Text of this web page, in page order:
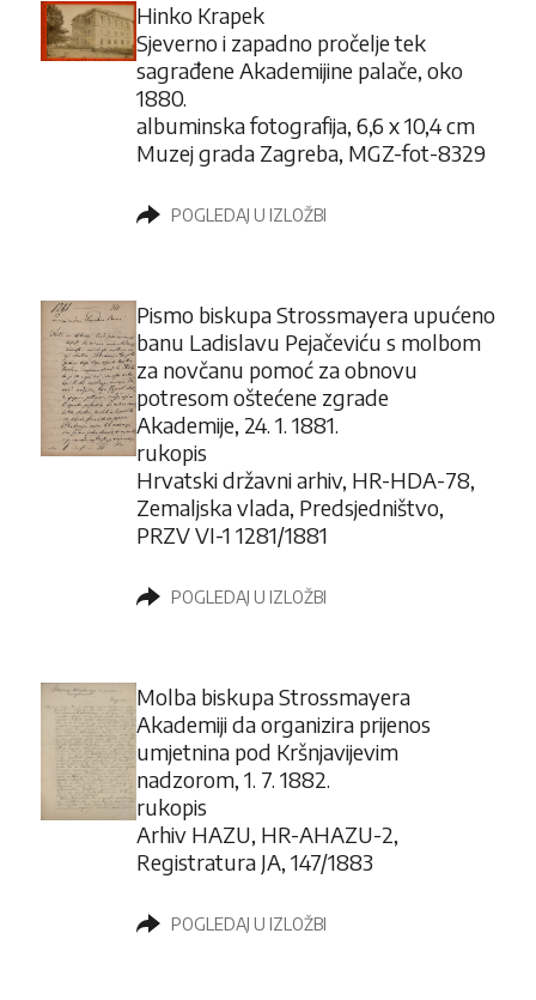
Hinko Krapek
Sjeverno i zapadno pročelje tek
sagrađene Akademijine palače, oko
1880.
albuminska fotografija, 6,6 x 10,4 cm
Muzej grada Zagreba, MGZ-fot-8329
POGLEDAJ U IZLOŽBI
Pismo biskupa Strossmayera upućeno
banu Ladislavu Pejačeviću s molbom
za novčanu pomoć za obnovu
potresom oštećene zgrade
Akademije, 24. 1. 1881.
rukopis
Hrvatski državni arhiv, HR-HDA-78,
Zemaljska vlada, Predsjedništvo,
PRZV VI-1 1281/1881
POGLEDAJ U IZLOŽBI
Molba biskupa Strossmayera
Akademiji da organizira prijenos
umjetnina pod Kršnjavijevim
nadzorom, 1. 7. 1882.
rukopis
Arhiv HAZU, HR-AHAZU-2,
Registratura JA, 147/1883
POGLEDAJ U IZLOŽBI